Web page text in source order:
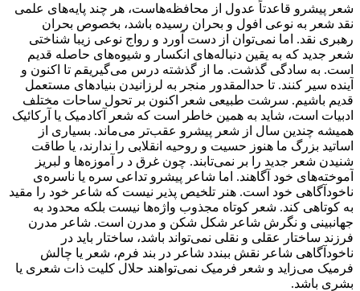
شعر پیشرو قاعدتاً عدول از محافظه‌هاست، هر چند پایه‌های علمی
نقد شعر به نوعی افول و بحران رسیده باشد، بخصوص بحران
رهبری نقد. اما نمی‌توان از دست آورد و رواج نوعی زیبا شناختی
شعر جدید که به یقین دنباله‌های انکسار و شیوه‌های حاصله قدیم
است. به سادگی گذشت. ما از گذشته درس می‌گیریقم تا اکنون و
آینده سیر کنند. تا حدالمقدور منجر به لرزانیدن بنیادهای مستعمل
قدیم باشیم. سرشت طبیعی شعر اکنون بر تحول ساحات مختلف
ادبیات است، شاید به همین خاطر است که شعر آکادمیک یا آرکائیک
همیشه چندین سال از شعر پیشرو عقب‌تر می‌ماند. بسیاری از
اساتید بزرگ ما هنوز حسیت و روحیه انقلابی را ندارند، یا طاقت
شنیدن شعر جدید را بر نمی‌تابند. چون غرق د ر آموزه‌ها و لبریز
آموخته‌های خود آگاهند. اما شاعر پیشرو تداعی سره یا ناسره‌ی
ناخودآگاهی خود است. هنر تلخیص پذیر نیست که شاعر خود را مقید
به کوتاهی کند. شعر کوتاه مجذوب واژه‌ها نیست بلکه محدود به
جهانبینی و نگرش شاعر شکل شکن و مدرن است. شاعر مدرن
فرزند ساختار عقلی و نقلی نمی‌تواند باشد، ساختار باید در
ناخودآگاهی شاعر نقش ببندد شاعر در بند فرم، شعر یا چالش
فرمیک می‌زاید و شعر فرمیک نمی‌تواهند حلال کلیت ذات شعری یا
بشری باشد.